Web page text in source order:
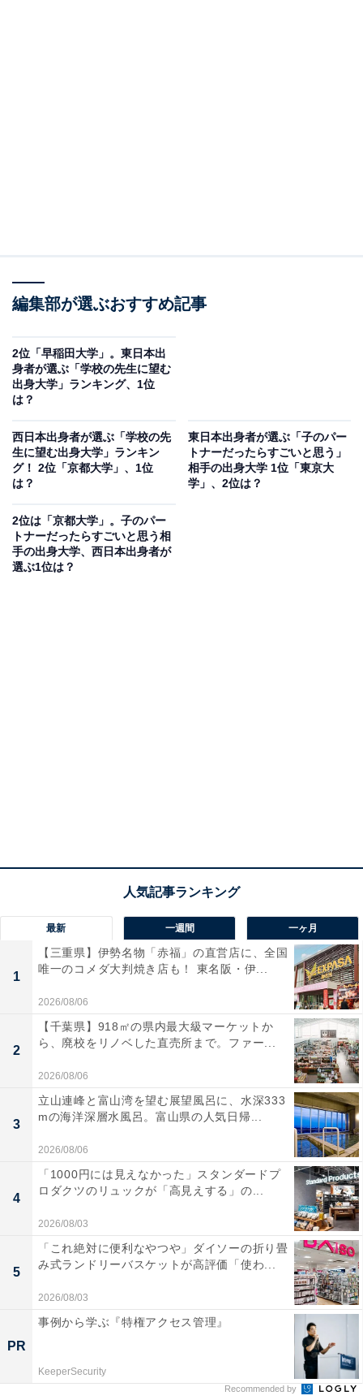
編集部が選ぶおすすめ記事
2位「早稲田大学」。東日本出
身者が選ぶ「学校の先生に望む
出身大学」ランキング、1位
は？
西日本出身者が選ぶ「学校の先
生に望む出身大学」ランキン
グ！ 2位「京都大学」、1位
は？
東日本出身者が選ぶ「子のパー
トナーだったらすごいと思う」
相手の出身大学 1位「東京大
学」、2位は？
2位は「京都大学」。子のパー
トナーだったらすごいと思う相
手の出身大学、西日本出身者が
選ぶ1位は？
最新 一週間 一ヶ月
1
【三重県】伊勢名物「赤福」の直営店に、全国
唯一のコメダ大判焼き店も！ 東名阪・伊...
2026/08/06
2
【千葉県】918㎡の県内最大級マーケットか
ら、廃校をリノベした直売所まで。ファー...
2026/08/06
3
立山連峰と富山湾を望む展望風呂に、水深333
mの海洋深層水風呂。富山県の人気日帰...
2026/08/06
4
「1000円には見えなかった」スタンダードプ
ロダクツのリュックが「高見えする」の...
2026/08/03
5
「これ絶対に便利なやつや」ダイソーの折り畳
み式ランドリーバスケットが高評価「使わ...
2026/08/03
PR
事例から学ぶ『特権アクセス管理』
KeeperSecurity
Recommended by